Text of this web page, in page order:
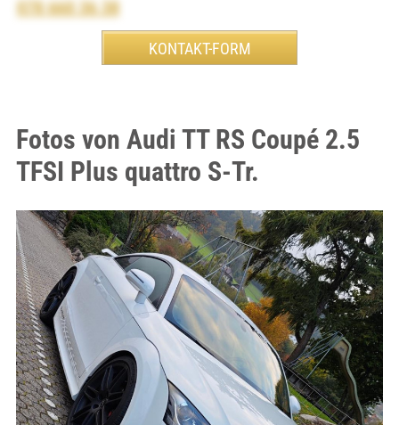
078 660 36 38
Fotos von Audi TT RS Coupé 2.5
TFSI Plus quattro S-Tr.